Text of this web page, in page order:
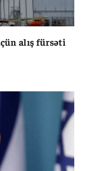
alış fürsəti